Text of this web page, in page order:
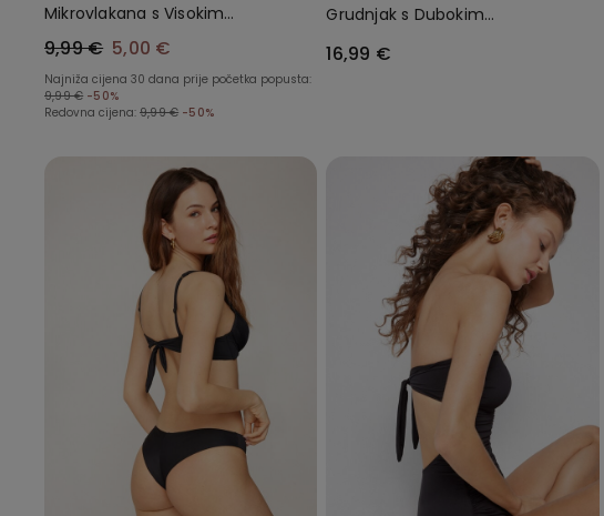
Mikrovlakana s Visokim
Strukom i Naborom
9,99 € 5,00 €
Najniža cijena 30 dana prije početka popusta:
9,99 € -50%
Redovna cijena: 9,99 € -50%
Grudnjak s Dubokim
Mikrovlakana
16,99 €